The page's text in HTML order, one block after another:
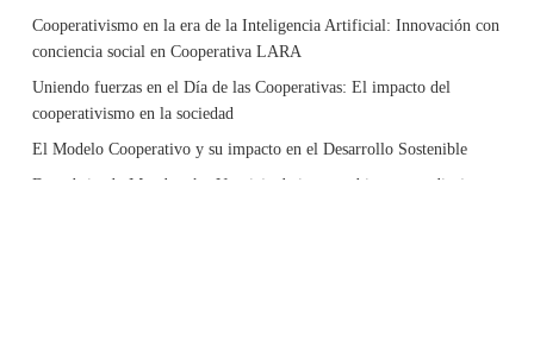
Cooperativismo en la era de la Inteligencia Artificial: Innovación con
conciencia social en Cooperativa LARA
Uniendo fuerzas en el Día de las Cooperativas: El impacto del
cooperativismo en la sociedad
El Modelo Cooperativo y su impacto en el Desarrollo Sostenible
Descubriendo Mondragón: Un viaje de intercambio y aprendizaje